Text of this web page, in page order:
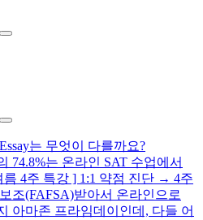
는 무엇이 다를까요?
74.8%는 온라인 SAT 수업에서
름 4주 특강 ] 1:1 약점 진단 → 4주
조(FAFSA)받아서 온라인으로
아마존 프라임데이인데, 다들 어